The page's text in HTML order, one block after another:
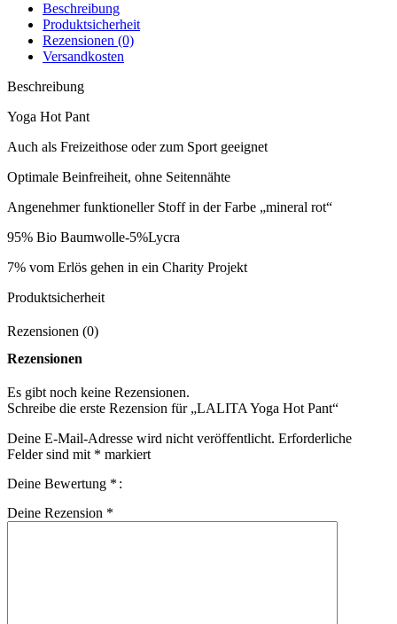
Beschreibung
Produktsicherheit
Rezensionen (0)
Versandkosten
Beschreibung
Yoga Hot Pant
Auch als Freizeithose oder zum Sport geeignet
Optimale Beinfreiheit, ohne Seitennähte
Angenehmer funktioneller Stoff in der Farbe „mineral rot“
95% Bio Baumwolle-5%Lycra
7% vom Erlös gehen in ein Charity Projekt
Produktsicherheit
Rezensionen (0)
Rezensionen
Es gibt noch keine Rezensionen.
Schreibe die erste Rezension für „LALITA Yoga Hot Pant“
Deine E-Mail-Adresse wird nicht veröffentlicht. Erforderliche
Felder sind mit * markiert
Deine Bewertung *
Deine Rezension *